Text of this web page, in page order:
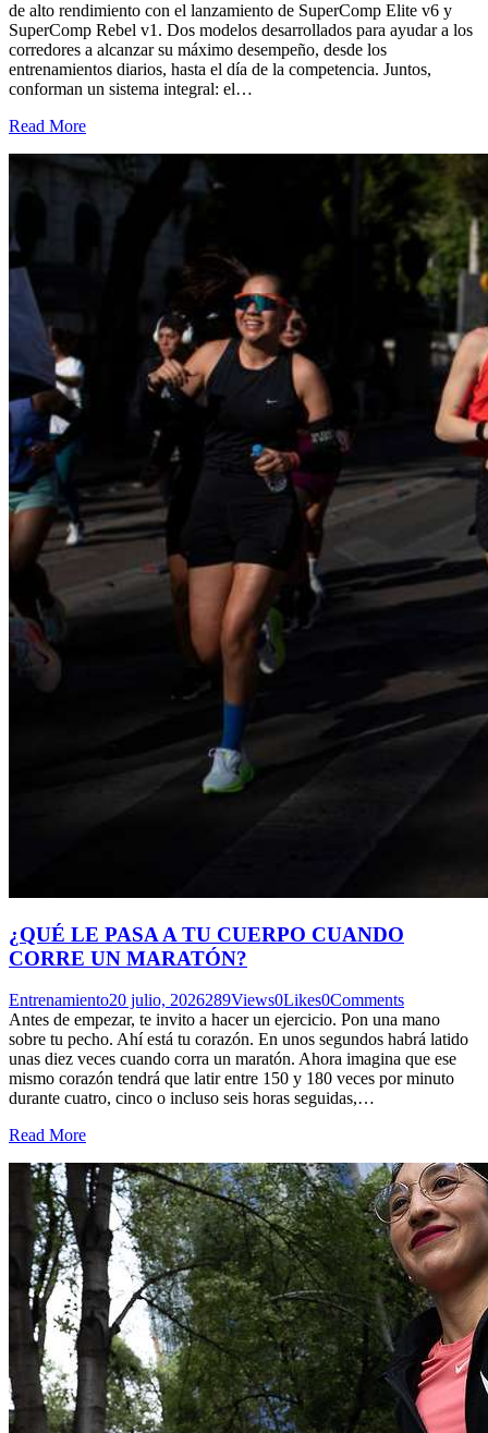
de alto rendimiento con el lanzamiento de SuperComp Elite v6 y
SuperComp Rebel v1. Dos modelos desarrollados para ayudar a los
corredores a alcanzar su máximo desempeño, desde los
entrenamientos diarios, hasta el día de la competencia. Juntos,
conforman un sistema integral: el…
Read More
¿QUÉ LE PASA A TU CUERPO CUANDO
CORRE UN MARATÓN?
Entrenamiento20 julio, 2026289Views0Likes0Comments
Antes de empezar, te invito a hacer un ejercicio. Pon una mano
sobre tu pecho. Ahí está tu corazón. En unos segundos habrá latido
unas diez veces cuando corra un maratón. Ahora imagina que ese
mismo corazón tendrá que latir entre 150 y 180 veces por minuto
durante cuatro, cinco o incluso seis horas seguidas,…
Read More